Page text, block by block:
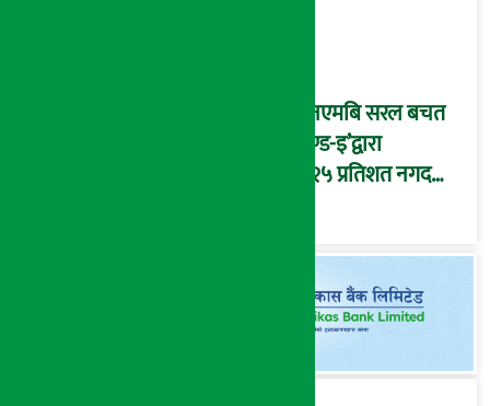
‘एनएमबि सरल बचत
फण्ड-इ’द्वारा
५.२५ प्रतिशत नगद